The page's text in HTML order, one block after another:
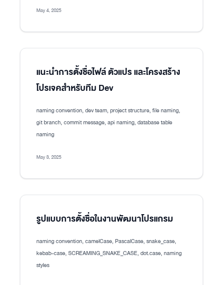
May 4, 2025
แนะนำการตั้งชื่อไฟล์ ตัวแปร และโครงสร้าง
โปรเจคสำหรับทีม Dev
naming convention, dev team, project structure, file naming,
git branch, commit message, api naming, database table
naming
May 3, 2025
รูปแบบการตั้งชื่อในงานพัฒนาโปรแกรม
naming convention, camelCase, PascalCase, snake_case,
kebab-case, SCREAMING_SNAKE_CASE, dot.case, naming
styles